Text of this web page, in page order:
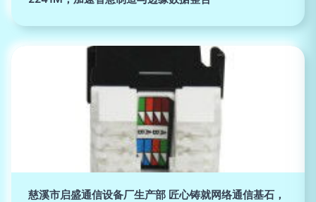
慈溪市启盛通信设备厂生产部 匠心铸就网络通信基石，